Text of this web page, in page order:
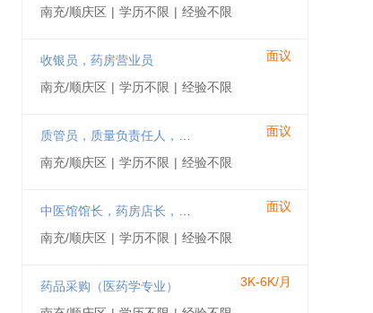
南充/顺庆区 | 学历不限 | 经验不限
收银员，药房营业员 面议
南充/顺庆区 | 学历不限 | 经验不限
面议
南充/顺庆区 | 学历不限 | 经验不限
面议
南充/顺庆区 | 学历不限 | 经验不限
药品采购（医药学专业） 3K-6K/月